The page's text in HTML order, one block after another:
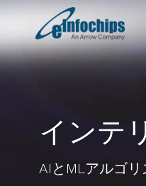
インテ
AIとMLアルゴ